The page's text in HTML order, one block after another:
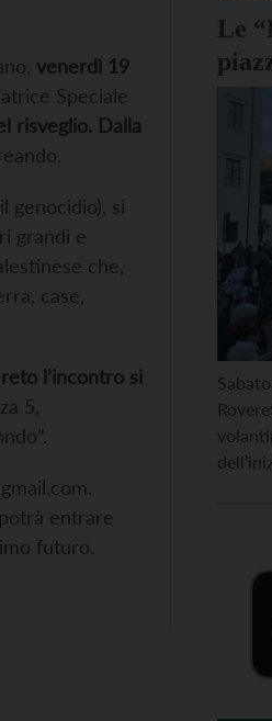
venerdì 19
Speciale
risveglio. Dalla
genocidio), si
grandi e
che,
case,
l’incontro si
5,
entrare
futuro.
Le
aprile